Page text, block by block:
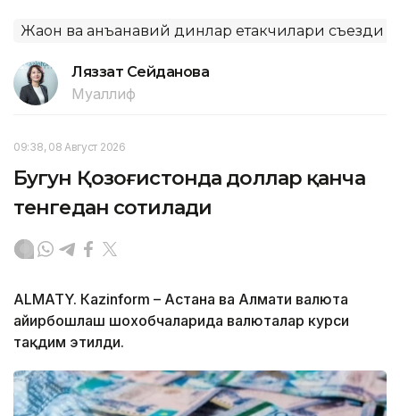
Жаҳон ва анъанавий динлар етакчилари съезди
Ляззат Сейданова
Муаллиф
09:38, 08 Август 2026
Бугун Қозоғистонда доллар қанча
тенгедан сотилади
ALMATY. Кazinform – Астана ва Алмати валюта
айирбошлаш шохобчаларида валюталар курси
тақдим этилди.